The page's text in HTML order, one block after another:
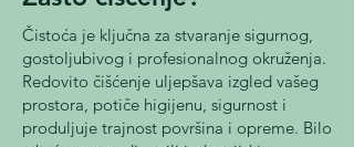
Čistoća je ključna za stvaranje sigurnog,
gostoljubivog i profesionalnog okruženja.
Redovito čišćenje uljepšava izgled vašeg
prostora, potiče higijenu, sigurnost i
produljuje trajnost površina i opreme. Bilo